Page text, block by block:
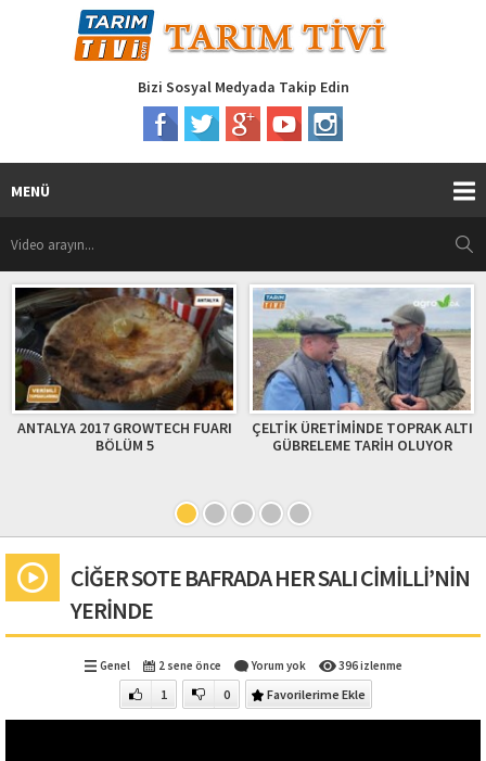
Bizi Sosyal Medyada Takip Edin
MENÜ
ANTALYA 2017 GROWTECH FUARI
BÖLÜM 5
ÇELTİK ÜRETİMİNDE TOPRAK ALTI
GÜBRELEME TARİH OLUYOR
CİĞER SOTE BAFRADA HER SALI CİMİLLİ’NİN
YERİNDE
Genel 2 sene önce Yorum yok 396 izlenme
1 0 Favorilerime Ekle